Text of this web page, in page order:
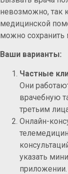
невозможно, так
медицинской
можно
Ваши варианты:
Частные
Они
врачебную
третьим
Онлайн-
указать
приложении.